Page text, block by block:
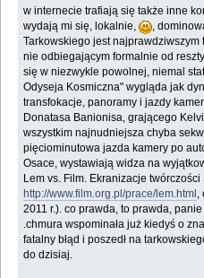
w internecie trafiają się także inne
wydają mi się, lokalnie,
,
Tarkowskiego jest najprawdziwszym
nie odbiegającym formalnie od
się w niezwykle powolnej, niemal
Odyseja Kosmiczna" wygląda jak
transfokacje, panoramy i jazdy
Donatasa Banionisa, grającego
wszystkim najnudniejsza chyba
pięciominutowa jazda kamery po
Osace, wystawiają widza na
Lem vs. Film. Ekranizacje
http://www.film.org.pl/prace/lem.html ,
2011 r.). co prawda, to prawda,
.chmura wspominała już kiedyś o
fatalny błąd i poszedł na
do dzisiaj.